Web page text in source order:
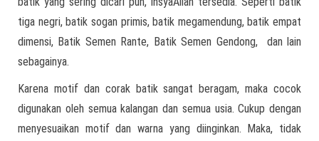
tiga negri, batik sogan primis, batik megamendung, batik empat
dimensi, Batik Semen Rante, Batik Semen Gendong, dan lain
sebagainya.
Karena motif dan corak batik sangat beragam, maka cocok
digunakan oleh semua kalangan dan semua usia. Cukup dengan
menyesuaikan motif dan warna yang diinginkan. Maka, tidak